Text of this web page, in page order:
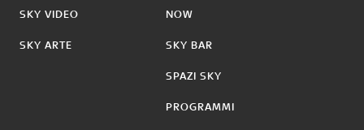
SKY VIDEO
SKY ARTE
NOW
SKY BAR
SPAZI SKY
PROGRAMMI